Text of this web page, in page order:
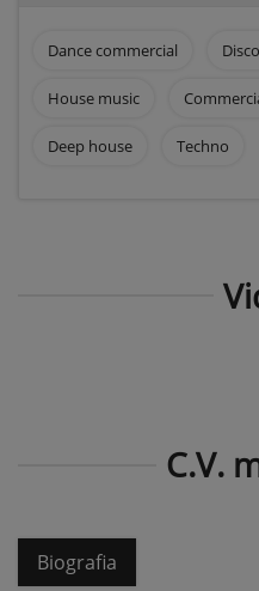
Dance commercial
House music
Deep house Techno
C.V.
Biografia